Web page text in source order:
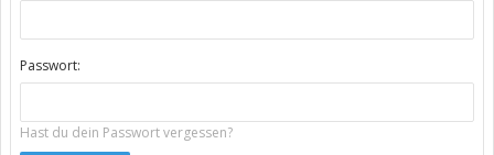
Passwort:
Hast du dein Passwort vergessen?